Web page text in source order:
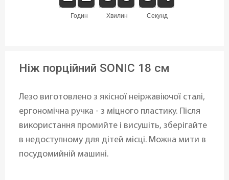
годин хвилин секунд
Ніж порційний SONIC 18 см
Лезо виготовлено з якісної неіржавіючої сталі,
ергономічна ручка - з міцного пластику. Після
використання промийте і висушіть, зберігайте
в недоступному для дітей місці. Можна мити в
посудомийній машині.